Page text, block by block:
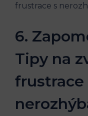
6.
Tipy na
frustrace